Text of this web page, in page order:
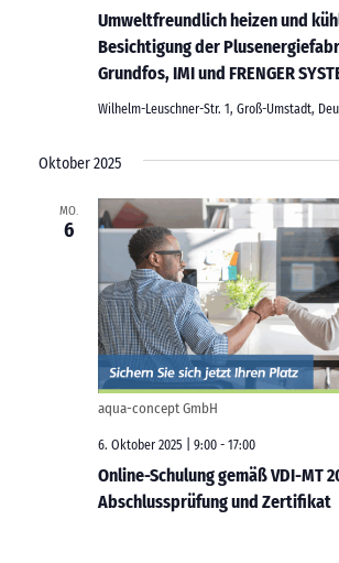
Umweltfreundlich heizen und
Besichtigung der
Grundfos, IMI und FRENGER
Wilhelm-Leuschner-Str. 1, Groß-Umstadt,
Oktober 2025
MO.
6
aqua-concept GmbH
Online-Schulung gemäß VDI-MT
Abschlussprüfung und Zertifikat
6. Oktober 2025 | 9:00 - 17:00